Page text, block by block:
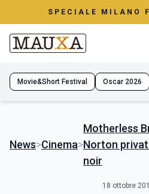
SPECIALE MILANO
Movie&Short Festival Oscar 2026
News>Cinema>
Motherless
Norton
noir
18 ottobre